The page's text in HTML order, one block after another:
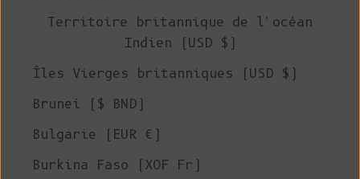
Territoire britannique de l'océan
Indien (USD $)
Îles Vierges britanniques (USD $)
Brunei ($ BND)
Bulgarie (EUR €)
Burkina Faso (XOF Fr)